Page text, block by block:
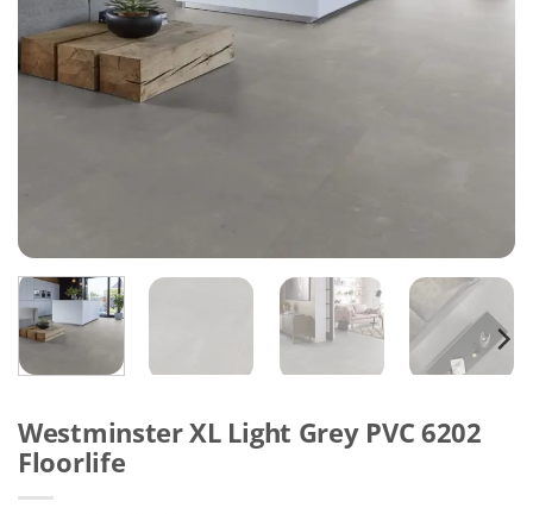
Westminster XL Light Grey PVC 6202
Floorlife